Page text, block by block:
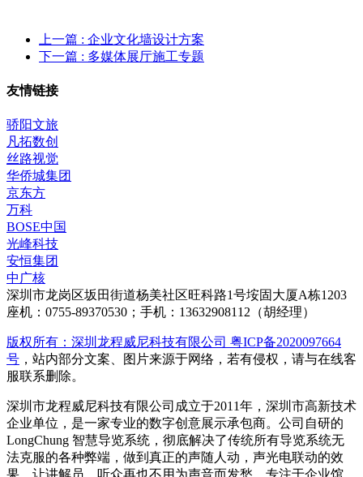
上一篇 : 企业文化墙设计方案
下一篇 : 多媒体展厅施工专题
友情链接
骄阳文旅
凡拓数创
丝路视觉
华侨城集团
京东方
万科
BOSE中国
光峰科技
安恒集团
中广核
深圳市龙岗区坂田街道杨美社区旺科路1号垵固大厦A栋1203
座机：0755-89370530；手机：13632908112（胡经理）
版权所有：深圳龙程威尼科技有限公司 粤ICP备2020097664
号 ，站内部分文案、图片来源于网络，若有侵权，请与在线客
服联系删除。
深圳市龙程威尼科技有限公司成立于2011年，深圳市高新技术
企业单位，是一家专业的数字创意展示承包商。公司自研的
LongChung 智慧导览系统，彻底解决了传统所有导览系统无
法克服的各种弊端，做到真正的声随人动，声光电联动的效